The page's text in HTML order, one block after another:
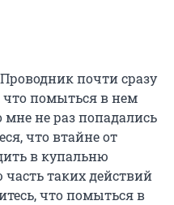
почти сразу
что помыться в нем
мне не раз попадались
что втайне от
в купальню
таких действий
что помыться в